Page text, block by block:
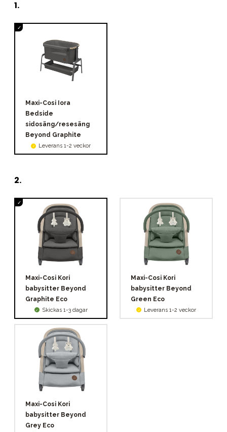
1.
Maxi-Cosi Iora
Bedside
sidosäng/resesäng
Beyond Graphite
Leverans 1-2 veckor
2.
Maxi-Cosi Kori
babysitter Beyond
Graphite Eco
Skickas 1-3 dagar
Maxi-Cosi Kori
babysitter Beyond
Green Eco
Leverans 1-2 veckor
Maxi-Cosi Kori
babysitter Beyond
Grey Eco